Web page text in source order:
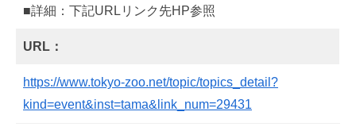
■詳細：下記URLリンク先HP参照
URL：
https://www.tokyo-zoo.net/topic/topics_detail?
kind=event&inst=tama&link_num=29431